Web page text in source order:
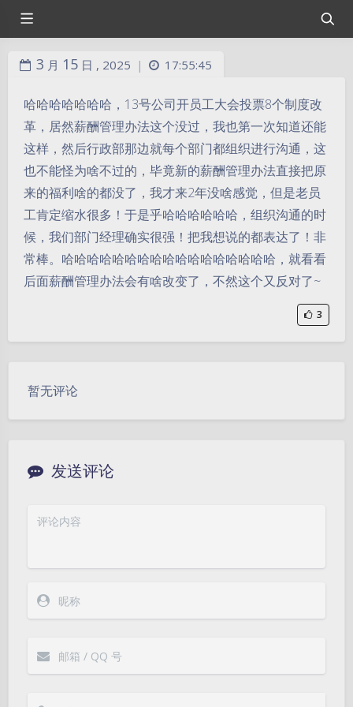
3 月 15 日 , 2025 | 17:55:45
哈哈哈哈哈哈哈，13号公司开员工大会投票8个制度改
革，居然薪酬管理办法这个没过，我也第一次知道还能
这样，然后行政部那边就每个部门都组织进行沟通，这
也不能怪为啥不过的，毕竟新的薪酬管理办法直接把原
来的福利啥的都没了，我才来2年没啥感觉，但是老员
工肯定缩水很多！于是乎哈哈哈哈哈哈，组织沟通的时
候，我们部门经理确实很强！把我想说的都表达了！非
常棒。哈哈哈哈哈哈哈哈哈哈哈哈哈哈哈哈哈，就看看
后面薪酬管理办法会有啥改变了，不然这个又反对了~
3
暂无评论
发送评论